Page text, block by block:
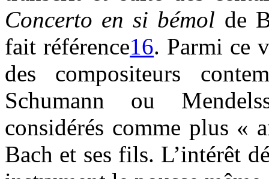
Concerto en si bémol de
fait référence16. Parmi ce
des compositeurs
Schumann ou
considérés comme plus «
Bach et ses fils. L’intérêt